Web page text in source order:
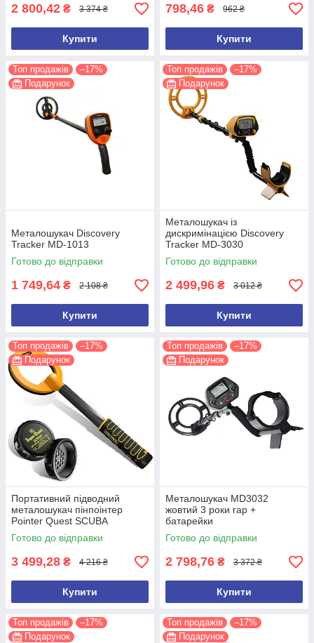
2 800,42 ₴ 3 374 ₴
Купити
798,46 ₴ 962 ₴
Купити
Топ продажів
–17%
Подарунок
Металошукач Discovery
Tracker MD-1013
Готово до відправки
1 749,64 ₴ 2 108 ₴
Купити
Топ продажів
–17%
Подарунок
Металошукач із
дискримінацією Discovery
Tracker MD-3030
Готово до відправки
2 499,96 ₴ 3 012 ₴
Купити
Топ продажів
–17%
Подарунок
Портативний підводний
металошукач пінпоінтер
Рointer Quest SCUBA
TECTOR
Готово до відправки
3 499,28 ₴ 4 216 ₴
Купити
Топ продажів
–17%
Подарунок
Металошукач MD3032
жовтий 3 роки гар +
батарейки
Готово до відправки
2 798,76 ₴ 3 372 ₴
Купити
Топ продажів
–17%
Подарунок
Топ продажів
–17%
Подарунок